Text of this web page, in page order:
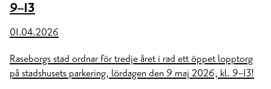
9–13
01.04.2026
Raseborgs stad ordnar för tredje året i rad ett öppet lopptorg
på stadshusets parkering, lördagen den 9 maj 2026, kl. 9–13!